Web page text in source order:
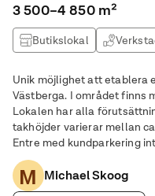
3 500–4 850 m²
Butikslokal
Unik möjlighet att etablera
Västberga. I området finns många andra liknande verksamheter.
Lokalen har alla
takhöjder varierar mellan
Entre med kundparkering
M Michael Skoog